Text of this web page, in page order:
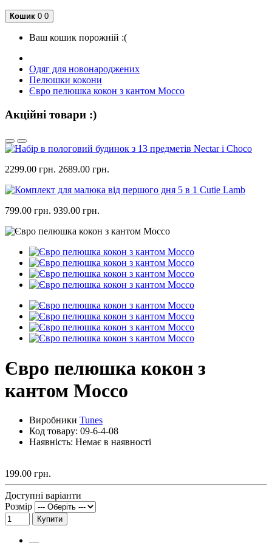
Кошик 0 0
Ваш кошик порожній :(
Одяг для новонароджених
Пелюшки кокони
Євро пелюшка кокон з кантом Mocco
Акційні товари :)
2299.00 грн. 2689.00 грн.
799.00 грн. 939.00 грн.
Євро пелюшка кокон з
кантом Mocco
Виробники Tunes
Код товару: 09-6-4-08
Наявність: Немає в наявності
199.00 грн.
Доступні варіанти
Розмір
Купити